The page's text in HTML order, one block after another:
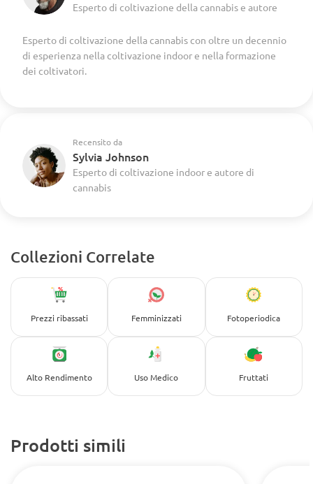
Esperto di coltivazione della cannabis e autore
Esperto di coltivazione della cannabis con oltre un decennio
di esperienza nella coltivazione indoor e nella formazione
dei coltivatori.
Recensito da
Sylvia Johnson
Esperto di coltivazione indoor e autore di
cannabis
Collezioni Correlate
Prezzi ribassati Femminizzati Fotoperiodica
Alto Rendimento Uso Medico Fruttati
Prodotti simili